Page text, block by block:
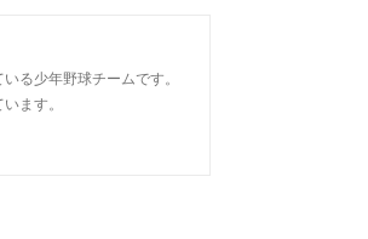
る少年野球チームです。
ます。